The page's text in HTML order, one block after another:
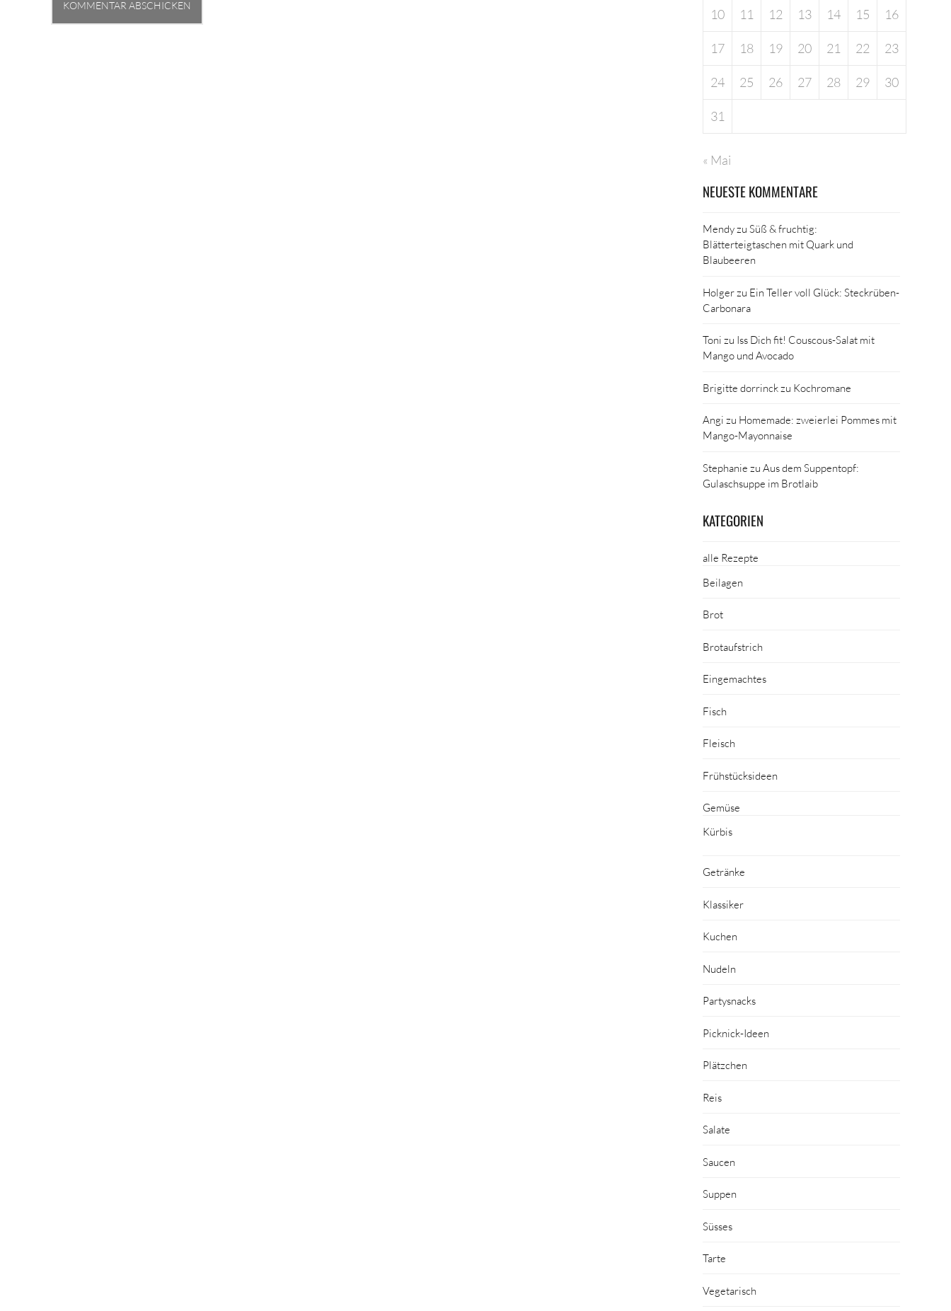
10 11 12 13 14 15 16
17 18 19 20 21 22 23
24 25 26 27 28 29 30
31
« Mai
NEUESTE KOMMENTARE
MendyzuSüß & fruchtig:
Blätterteigtaschen mit Quark und
Blaubeeren
Holgerzu Ein Teller voll Glück: Steckrüben-
Carbonara
Toni zu Iss Dich fit! Couscous-Salat mit
Mango und Avocado
Brigitte dorrinckzu Kochromane
Angi zu Homemade: zweierlei Pommes mit
Mango-Mayonnaise
Stephanie zuAus dem Suppentopf:
Gulaschsuppe im Brotlaib
KATEGORIEN
alle Rezepte
Beilagen
Brot
Brotaufstrich
Eingemachtes
Fisch
Fleisch
Frühstücksideen
Gemüse
Kürbis
Getränke
Klassiker
Kuchen
Nudeln
Partysnacks
Picknick-Ideen
Plätzchen
Reis
Salate
Saucen
Suppen
Süsses
Tarte
Vegetarisch